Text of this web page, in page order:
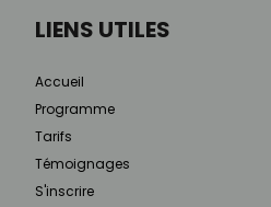
LIENS UTILES
Accueil
Programme
Tarifs
Témoignages
S'inscrire